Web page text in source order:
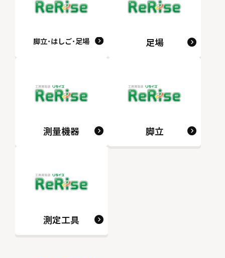
脚立･はしご･足場 足場
測量機器 脚立
測定工具